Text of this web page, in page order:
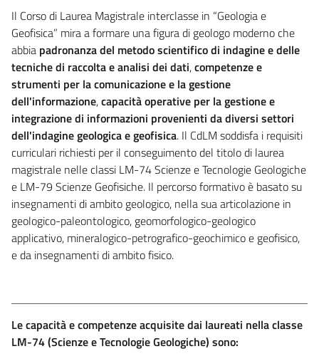
Il Corso di Laurea Magistrale interclasse in “Geologia e
Geofisica” mira a formare una figura di geologo moderno che
abbia padronanza del metodo scientifico di indagine e delle
tecniche di raccolta e analisi dei dati,competenze e
strumenti per la comunicazione e la gestione
dell'informazione,capacità operative per la gestione e
integrazione di informazioni provenienti da diversi settori
dell'indagine geologica e geofisica. Il CdLM soddisfa i requisiti
curriculari richiesti per il conseguimento del titolo di laurea
magistrale nelle classi LM-74 Scienze e Tecnologie Geologiche
e LM-79 Scienze Geofisiche. Il percorso formativo è basato su
insegnamenti di ambito geologico, nella sua articolazione in
geologico-paleontologico, geomorfologico-geologico
applicativo, mineralogico-petrografico-geochimico e geofisico,
e da insegnamenti di ambito fisico.
Le capacità e competenze acquisite dai laureati nella classe
LM-74 (Scienze e Tecnologie Geologiche) sono: